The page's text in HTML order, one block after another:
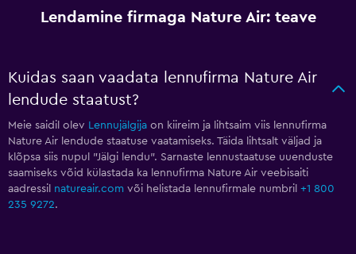
Lendamine firmaga Nature Air: teave
Kuidas saan vaadata lennufirma Nature Air
lendude staatust?
Meie saidil olev Lennujälgija on kiireim ja lihtsaim viis lennufirma
Nature Air lendude staatuse vaatamiseks. Täida lihtsalt väljad ja
klõpsa siis nupul "Jälgi lendu". Sarnaste lennustaatuse uuenduste
saamiseks võid külastada ka lennufirma Nature Air veebisaiti
aadressil natureair.com või helistada lennufirmale numbril +1 800
235 9272.